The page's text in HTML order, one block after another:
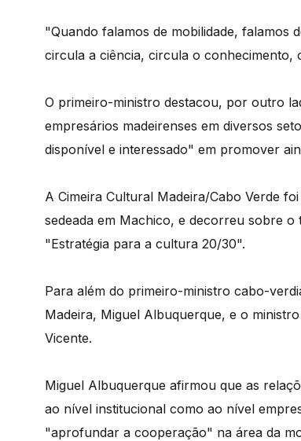
"Quando falamos de mobilidade, falamos
circula a ciência, circula o conhecimento,
O primeiro-ministro destacou, por outro
empresários madeirenses em diversos
disponível e interessado" em promover
A Cimeira Cultural Madeira/Cabo Verde
sedeada em Machico, e decorreu sobre
"Estratégia para a cultura 20/30".
Para além do primeiro-ministro cabo-
Madeira, Miguel Albuquerque, e o
Vicente.
Miguel Albuquerque afirmou que as
ao nível institucional como ao nível
"aprofundar a cooperação" na área da